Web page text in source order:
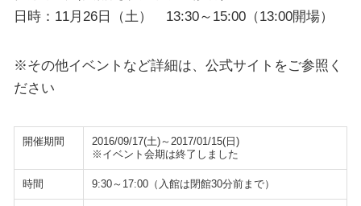
日時：11月26日（土） 13:30～15:00（13:00開場）
※その他イベントなど詳細は、公式サイトをご参照く
ださい
開催期間
2016/09/17(土)～2017/01/15(日)
※イベント会期は終了しました
時間 9:30～17:00（入館は閉館30分前まで）